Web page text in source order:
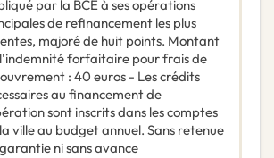
par la BCE à ses opérations
de refinancement les plus
majoré de huit points. Montant
forfaitaire pour frais de
: 40 euros - Les crédits
au financement de
sont inscrits dans les comptes
ville au budget annuel. Sans retenue
ni sans avance